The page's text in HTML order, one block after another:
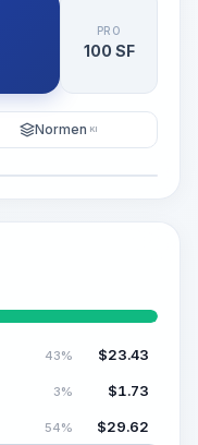
PRO
100 SF
Normen KI
43% $23.43
3% $1.73
54% $29.62